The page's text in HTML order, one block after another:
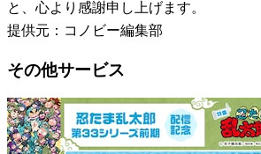
と、心より感謝申し上げます。
提供元：コノビー編集部
その他サービス